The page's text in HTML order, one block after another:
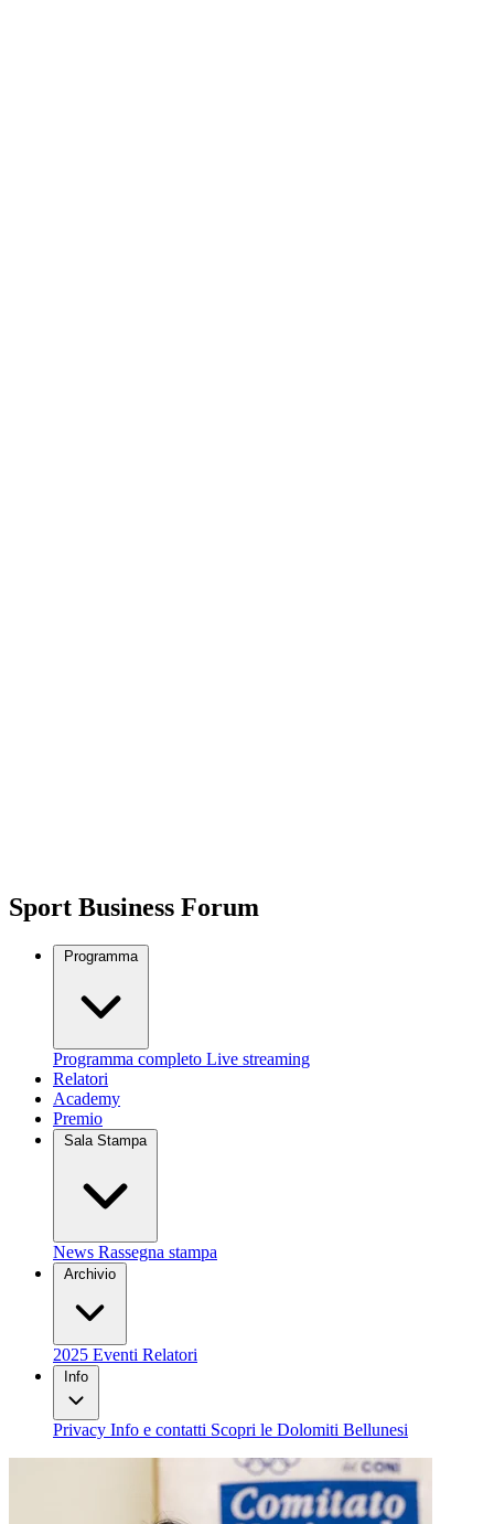
Sport Business Forum
Programma
Programma completo Live streaming
Relatori
Academy
Premio
Sala Stampa
News Rassegna stampa
Archivio
2025 Eventi Relatori
Info
Privacy Info e contatti Scopri le Dolomiti Bellunesi